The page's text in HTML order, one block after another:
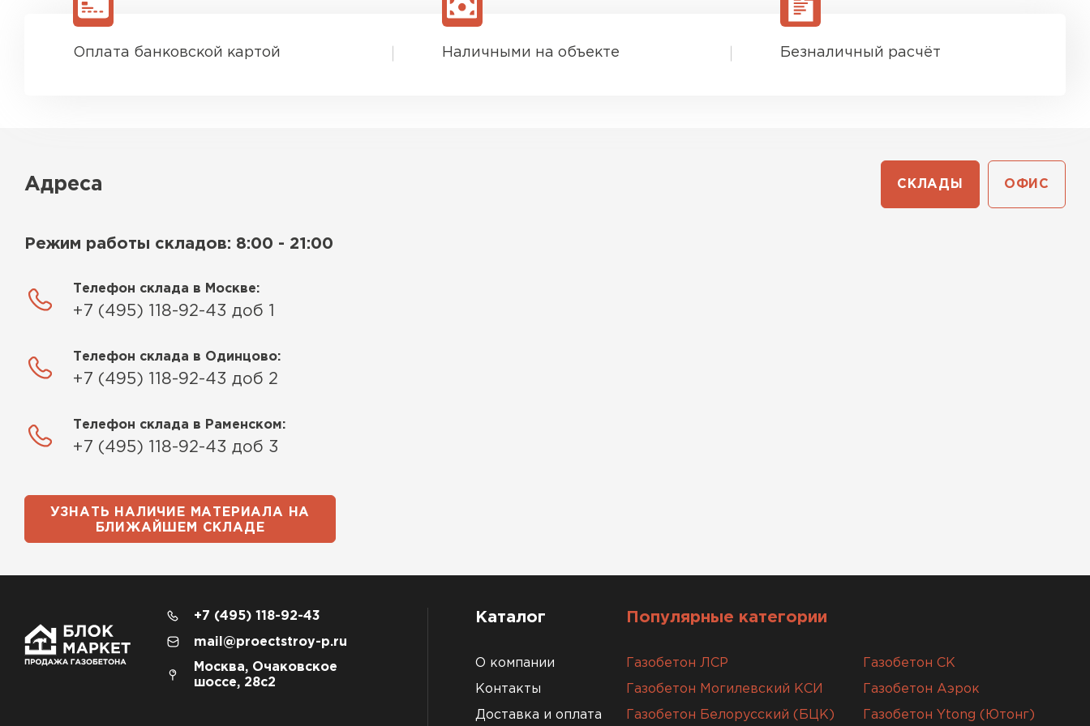
Оплата банковской картой Наличными на объекте Безналичный расчёт
Адреса СКЛАДЫ ОФИС
Режим работы складов: 8:00 - 21:00
Телефон склада в Москве:
+7 (495) 118-92-43 доб 1
Телефон склада в Одинцово:
+7 (495) 118-92-43 доб 2
Телефон склада в Раменском:
+7 (495) 118-92-43 доб 3
УЗНАТЬ НАЛИЧИЕ МАТЕРИАЛА НА
БЛИЖАЙШЕМ СКЛАДЕ
+7 (495) 118-92-43
mail@proectstroy-p.ru
Москва, Очаковское
шоссе, 28с2
Каталог
О компании
Контакты
Доставка и оплата
Популярные категории
Газобетон ЛСР Газобетон СК
Газобетон Могилевский КСИ Газобетон Аэрок
Газобетон Белорусский (БЦК) Газобетон Ytong (Ютонг)